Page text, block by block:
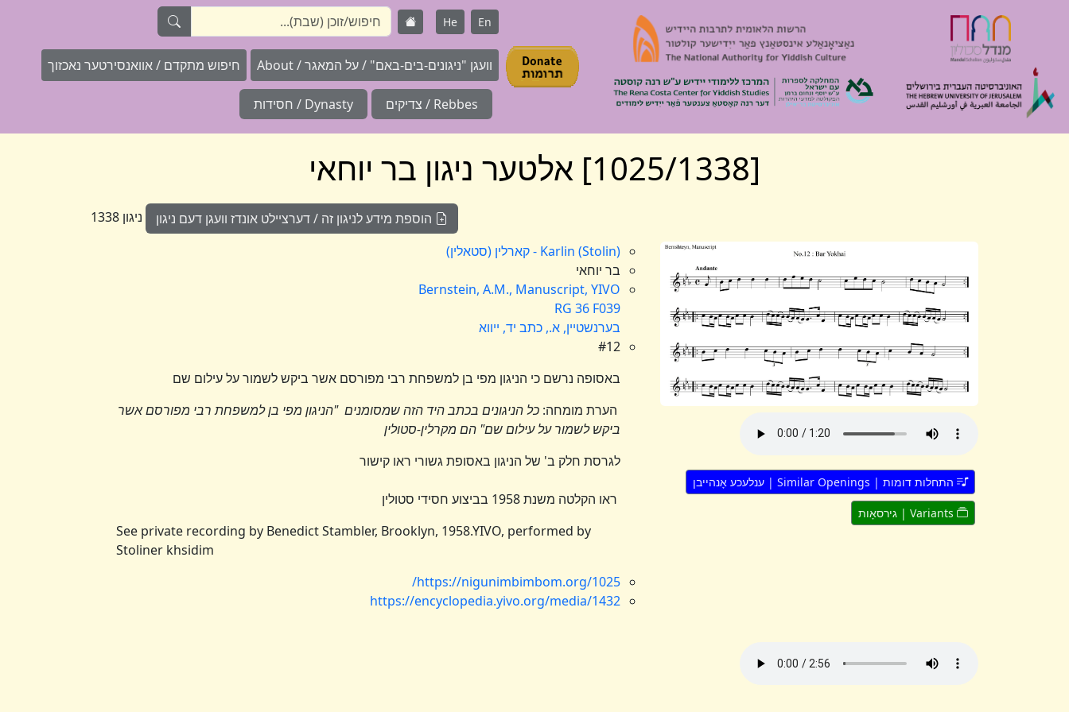
En
He
וועגן "ניגונים-בים-באם" / על המאגר / About חיפוש מתקדם / אוואנסירטער נאכזוך
Rebbes / צדיקים Dynasty / חסידות
[1025/1338] אלטער ניגון בר יוחאי
הוספת מידע לניגון זה / דערציילט אונדז וועגן דעם ניגון ניגון 1338
התחלות דומות | Similar Openings | ענלעכע אָנהייבן
Karlin (Stolin) - קארלין (סטאלין)
בר יוחאי
Bernstein, A.M., Manuscript, YIVO
RG 36 F039
בערנשטיין, א., כתב יד, ייווא
#12
באסופה נרשם כי הניגון מפי בן למשפחת רבי מפורסם אשר ביקש לשמור על עילום שם
הערת מומחה: כל הניגונים בכתב היד הזה שמסומנים "הניגון מפי בן למשפחת רבי מפורסם אשר
ביקש לשמור על עילום שם" הם מקרלין-סטולין
לגרסת חלק ב' של הניגון באסופת גשורי ראו קישור
ראו הקלטה משנת 1958 בביצוע חסידי סטולין
See private recording by Benedict Stambler, Brooklyn, 1958.YIVO, performed by
Stoliner khsidim
https://nigunimbimbom.org/1025/
https://encyclopedia.yivo.org/media/1432